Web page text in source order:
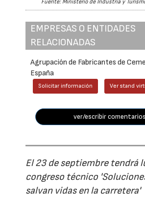
Fuente: Ministerio de Industria y
EMPRESAS O ENTIDADES
RELACIONADAS
Agrupación de Fabricantes de
España
Solicitar información Ver stand
ver/escribir comentarios
El 23 de septiembre tendrá
congreso técnico
salvan vidas en la carretera'